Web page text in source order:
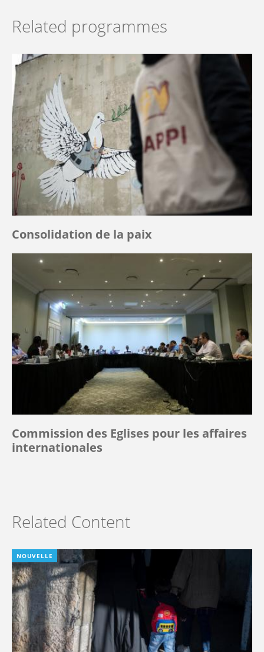
Related programmes
Consolidation de la paix
Commission des Eglises pour les affaires
internationales
Related Content
NOUVELLE